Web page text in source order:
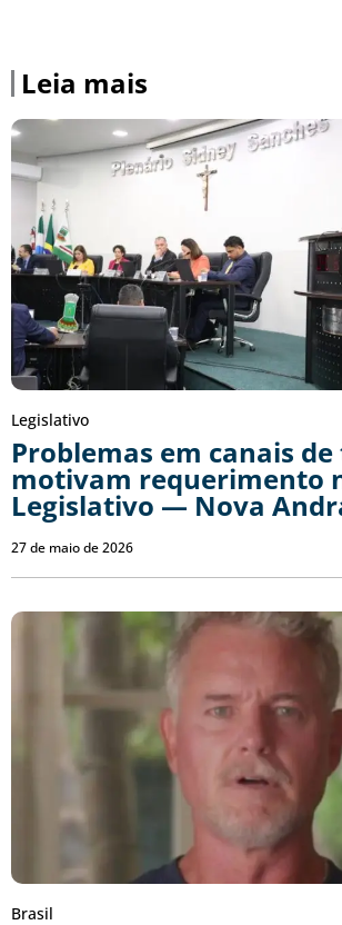
Leia mais
Legislativo
Problemas em canais
motivam requerimento
Legislativo — Nova
27 de maio de 2026
Brasil